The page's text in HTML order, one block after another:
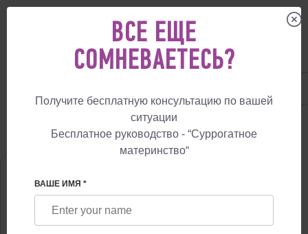
СУРРОГАТНОЕ МАТЕРИНСТВО О НАС
ВСЕ ЕЩЕ
СОМНЕВАЕТЕСЬ?
Получите бесплатную консультацию по вашей
ситуации
Бесплатное руководство - “Суррогатное
материнство“
ВАШЕ ИМЯ *